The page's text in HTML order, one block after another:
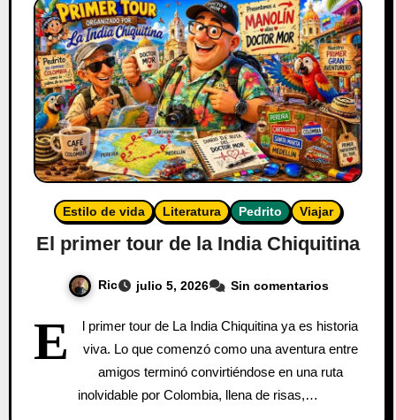
Estilo de vida Literatura Pedrito Viajar
El primer tour de la India Chiquitina
Ric julio 5, 2026 Sin comentarios
E
l primer tour de La India Chiquitina ya es historia
viva. Lo que comenzó como una aventura entre
amigos terminó convirtiéndose en una ruta
inolvidable por Colombia, llena de risas,…